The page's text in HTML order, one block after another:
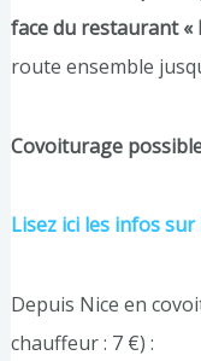
face du restaurant «
route ensemble
Covoiturage
Lisez ici les infos
Depuis Nice en
chauffeur : 7 €) :